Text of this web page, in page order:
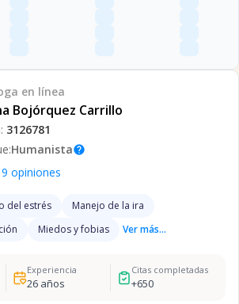
en línea
Bojórquez Carrillo
3126781
Humanistahelp
opiniones
del estrés
Manejo de la ira
Miedos y fobias Ver más...
Experiencia
26años
Citas completadas
+650